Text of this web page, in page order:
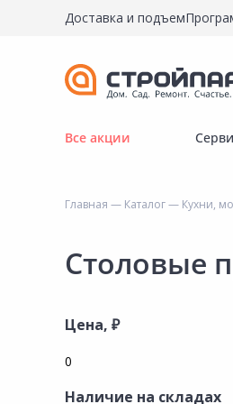
Доставка и подъем
Строительные материалы
Инструменты и крепёж
Керамическая плитка
Все акции
Главная — Каталог— Кухни,
Столовые
Цена, ₽
Наличие на складах